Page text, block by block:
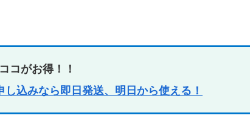
コがお得！！
込みなら即日発送、明日から使える！